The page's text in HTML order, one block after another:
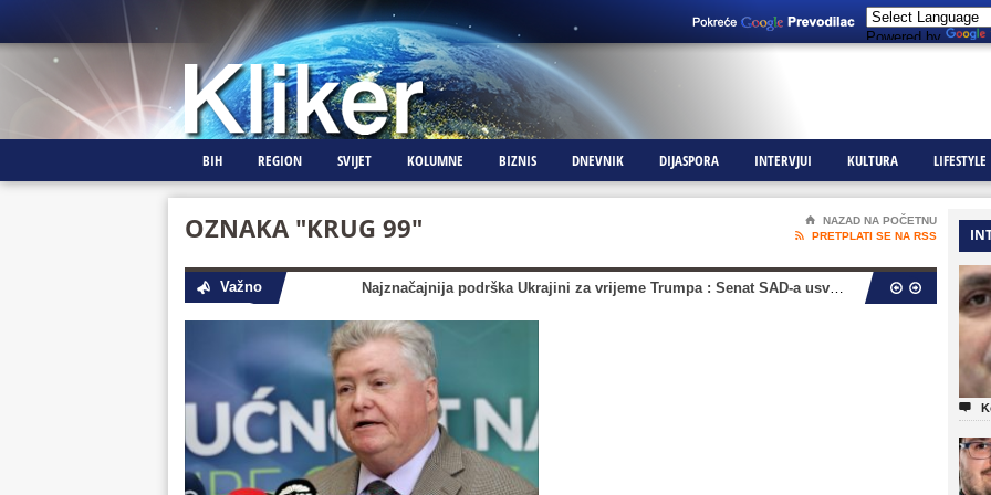
Powered by
BIH REGION SVIJET KOLUMNE BIZNIS DNEVNIK DIJASPORA INTERVJUI KULTURA LIFESTYLE
OZNAKA "KRUG 99" ⌂
NAZAD NA POČETNU

PRETPLATI SE NA RSS
Važno Najznačajnija podrška Ukrajini za vrijeme Trumpa : Senat SAD-a usvojio Grahamov zakon o sankcijama protiv Rusije
